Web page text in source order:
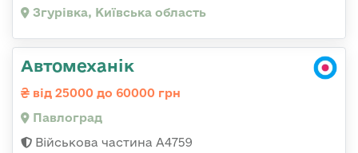
Згурівка, Київська область
Автомеханік
від 25000 до 60000 грн
Павлоград
Військова частина А4759